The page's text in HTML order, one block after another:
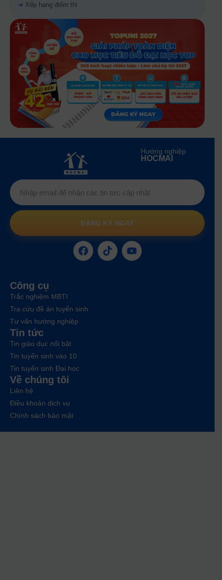
➜ Xếp hạng điểm thi
Hướng nghiệp
HOCMAI
ĐĂNG KÝ NGAY
Công cụ
Trắc nghiệm MBTI
Tra cứu đề án tuyển sinh
Tư vấn hướng nghiệp
Tin tức
Tin giáo dục nổi bật
Tin tuyển sinh vào 10
Tin tuyển sinh Đại học
Về chúng tôi
Liên hệ
Điều khoản dịch vụ
Chính sách bảo mật